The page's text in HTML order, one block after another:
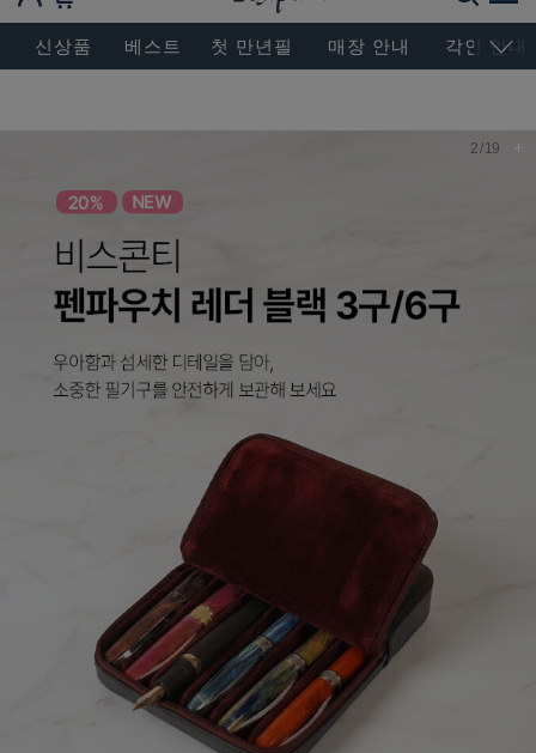
BESEN MASTERPIECE, SINCE 2004
신상품 베스트 첫 만년필 매장 안내 각인 안내
2/19 +